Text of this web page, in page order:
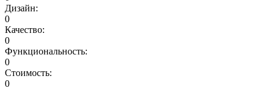
Дизайн:
0
Качество:
0
Функциональность:
0
Стоимость:
0